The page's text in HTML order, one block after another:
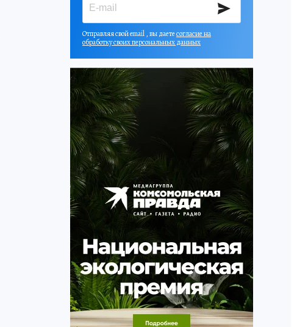
Отправляя свой email , вы даетесогласие на
обработку своих персональных данных